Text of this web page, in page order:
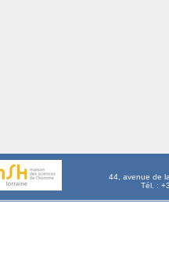
44, avenue de
Tél. :